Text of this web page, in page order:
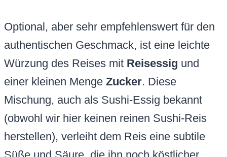
Optional, aber sehr empfehlenswert für den
authentischen Geschmack, ist eine leichte
Würzung des Reises mit Reisessig und
einer kleinen Menge Zucker. Diese
Mischung, auch als Sushi-Essig bekannt
(obwohl wir hier keinen reinen Sushi-Reis
herstellen), verleiht dem Reis eine subtile